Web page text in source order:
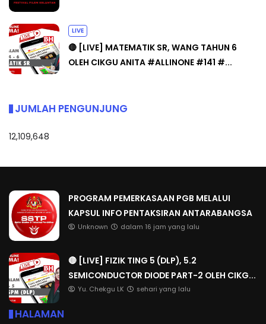
LIVE
🔴 [LIVE] MATEMATIK SR, WANG TAHUN 6
OLEH CIKGU ANITA #ALLINONE #141 #...
JUMLAH PENGUNJUNG
12,109,648
PROGRAM PEMERKASAAN PGB MELALUI
KAPSUL INFO PENTAKSIRAN ANTARABANGSA
Unknown dalam 16 jam yang lalu
🔴 [LIVE] FIZIK TING 5 (DLP), 5.2
SEMICONDUCTOR DIODE PART-2 OLEH CIKG...
Yu. Chekgu LK sehari yang lalu
HALAMAN